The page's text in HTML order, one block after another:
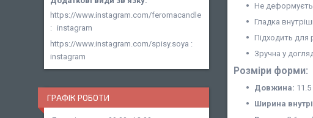
Не
Гладка
Підходить для
Зручна у
Розміри форми:
Довжина:
Ширина
https://www.instagram.com/feromacandle
instagram
https://www.instagram.com/spisy.soya
instagram
ГРАФІК РОБОТИ